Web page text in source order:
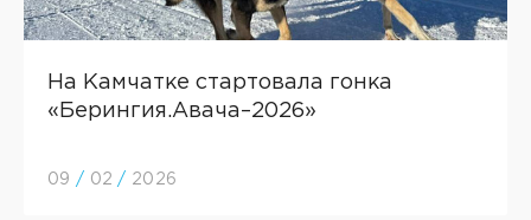
На Камчатке стартовала гонка
«Берингия.Авача–2026»
09 / 02 / 2026